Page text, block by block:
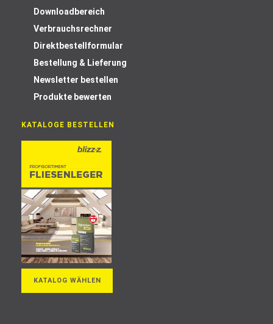
Downloadbereich
Verbrauchsrechner
Direktbestellformular
Bestellung & Lieferung
Newsletter bestellen
Produkte bewerten
KATALOGE BESTELLEN
KATALOG WÄHLEN